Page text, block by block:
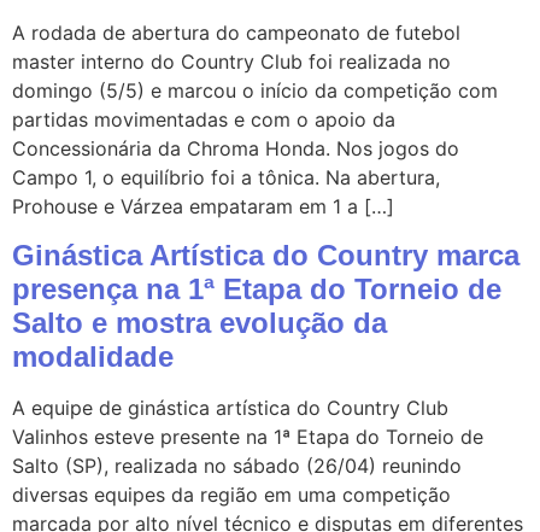
A rodada de abertura do campeonato de futebol
master interno do Country Club foi realizada no
domingo (5/5) e marcou o início da competição com
partidas movimentadas e com o apoio da
Concessionária da Chroma Honda. Nos jogos do
Campo 1, o equilíbrio foi a tônica. Na abertura,
Prohouse e Várzea empataram em 1 a […]
Ginástica Artística do Country marca
presença na 1ª Etapa do Torneio de
Salto e mostra evolução da
modalidade
A equipe de ginástica artística do Country Club
Valinhos esteve presente na 1ª Etapa do Torneio de
Salto (SP), realizada no sábado (26/04) reunindo
diversas equipes da região em uma competição
marcada por alto nível técnico e disputas em diferentes